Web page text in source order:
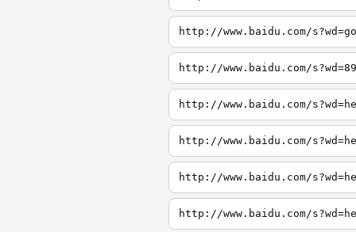
http://www.baidu.com/
http://www.baidu.com/
http://www.baidu.com/
http://www.baidu.com/
http://www.baidu.com/
http://www.baidu.com/